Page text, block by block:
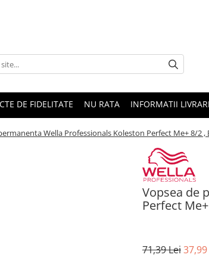
DE FIDELITATE NU RATA INFORMATII
Wella Professionals Koleston Perfect Me+ 8/2 ,
Vopsea de
Perfect
71,39 Lei37,99